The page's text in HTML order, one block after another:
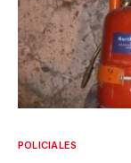
POLICIALES